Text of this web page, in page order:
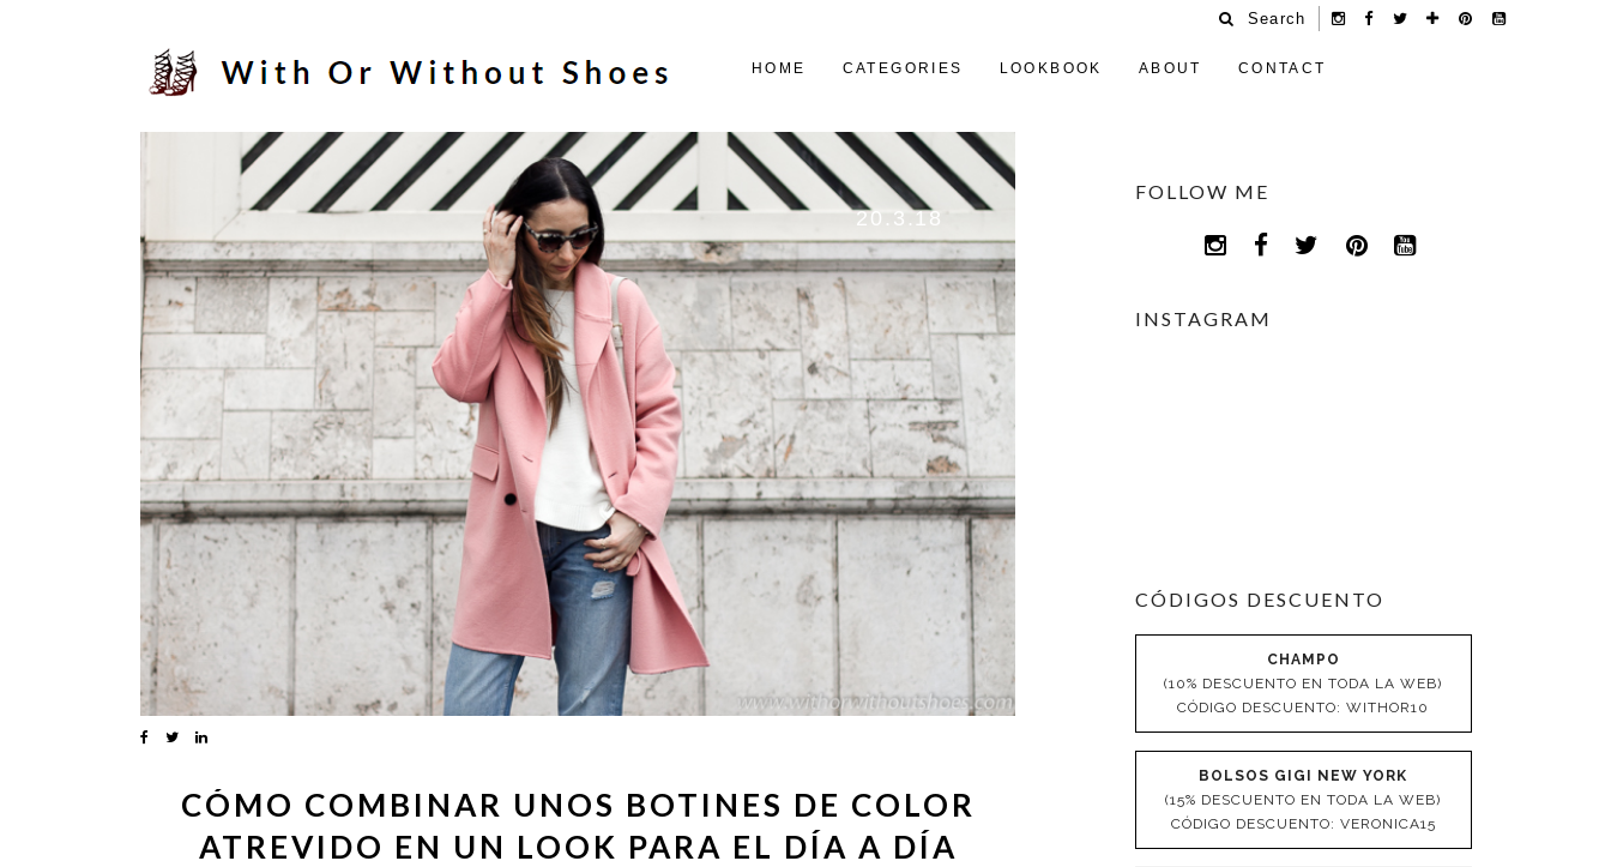
Search
HOME CATEGORIES LOOKBOOK ABOUT CONTACT
20.3.18
CÓMO COMBINAR UNOS BOTINES DE COLOR
ATREVIDO EN UN LOOK PARA EL DÍA A DÍA
FOLLOW ME
INSTAGRAM
CÓDIGOS DESCUENTO
CHAMPO
(10% DESCUENTO EN TODA LA WEB)
CÓDIGO DESCUENTO: WITHOR10
BOLSOS GIGI NEW YORK
(15% DESCUENTO EN TODA LA WEB)
CÓDIGO DESCUENTO: VERONICA15